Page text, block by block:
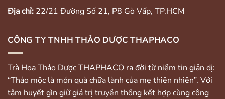
Địa chỉ: 22/21 Đường Số 21, P8 Gò Vấp, TP.HCM
CÔNG TY TNHH THẢO DƯỢC THAPHACO
Trà Hoa Thảo Dược THAPHACO ra đời từ niềm tin giản dị:
“Thảo mộc là món quà chữa lành của mẹ thiên nhiên”. Với
tâm huyết gìn giữ giá trị truyền thống kết hợp cùng công